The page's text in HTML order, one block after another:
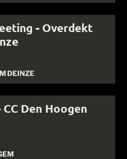
- Overdekt
DEINZE
Den Hoogen